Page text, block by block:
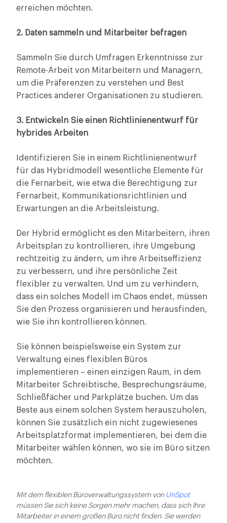
erreichen möchten.
2. Daten sammeln und Mitarbeiter befragen
Sammeln Sie durch Umfragen Erkenntnisse zur
Remote-Arbeit von Mitarbeitern und Managern,
um die Präferenzen zu verstehen und Best
Practices anderer Organisationen zu studieren.
3. Entwickeln Sie einen Richtlinienentwurf für
hybrides Arbeiten
Identifizieren Sie in einem Richtlinienentwurf
für das Hybridmodell wesentliche Elemente für
die Fernarbeit, wie etwa die Berechtigung zur
Fernarbeit, Kommunikationsrichtlinien und
Erwartungen an die Arbeitsleistung.
Der Hybrid ermöglicht es den Mitarbeitern, ihren
Arbeitsplan zu kontrollieren, ihre Umgebung
rechtzeitig zu ändern, um ihre Arbeitseffizienz
zu verbessern, und ihre persönliche Zeit
flexibler zu verwalten. Und um zu verhindern,
dass ein solches Modell im Chaos endet, müssen
Sie den Prozess organisieren und herausfinden,
wie Sie ihn kontrollieren können.
Sie können beispielsweise ein System zur
Verwaltung eines flexiblen Büros
implementieren – einen einzigen Raum, in dem
Mitarbeiter Schreibtische, Besprechungsräume,
Schließfächer und Parkplätze buchen. Um das
Beste aus einem solchen System herauszuholen,
können Sie zusätzlich ein nicht zugewiesenes
Arbeitsplatzformat implementieren, bei dem die
Mitarbeiter wählen können, wo sie im Büro sitzen
möchten.
Mit dem flexiblen Büroverwaltungssystem von UnSpot
müssen Sie sich keine Sorgen mehr machen, dass sich Ihre
Mitarbeiter in einem großen Büro nicht finden. Sie werden